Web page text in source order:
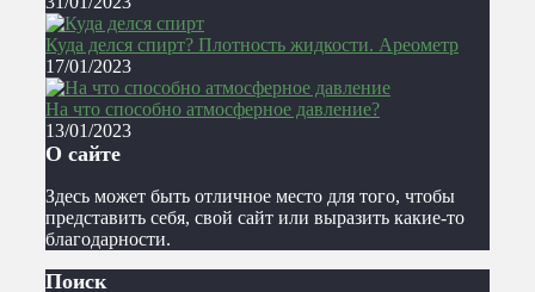
Куда делся спирт? Плотность жидкости. Ареометр
17/01/2023
На что способно атмосферное давление?
13/01/2023
О сайте
Здесь может быть отличное место для того, чтобы
представить себя, свой сайт или выразить какие-то
благодарности.
Поиск